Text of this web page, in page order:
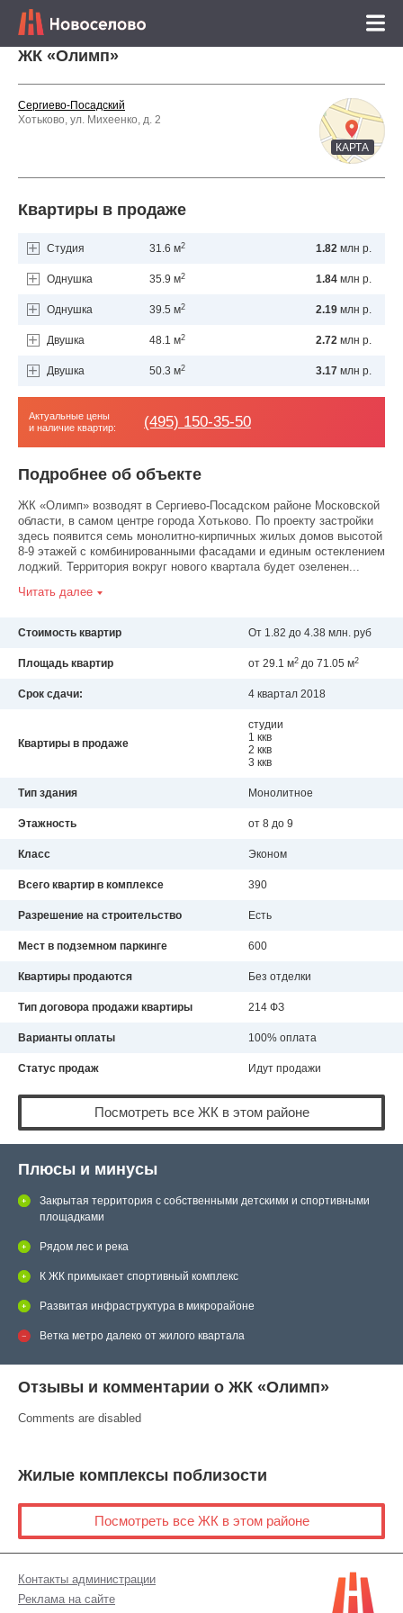
ЖК «Олимп»
Сергиево-Посадский
Хотьково, ул. Михеенко, д. 2
КАРТА
Квартиры в продаже
Студия 31.6 м2 1.82млн р.
Однушка 35.9 м2 1.84млн р.
Однушка 39.5 м2 2.19млн р.
Двушка 48.1 м2 2.72млн р.
Двушка 50.3 м2 3.17млн р.
Актуальные цены
и наличие квартир:
(495) 150-35-50
Подробнее об объекте
ЖК «Олимп» возводят в Сергиево-Посадском районе Московской
области, в самом центре города Хотьково. По проекту застройки
здесь появится семь монолитно-кирпичных жилых домов высотой
8-9 этажей с комбинированными фасадами и единым остеклением
лоджий. Территория вокруг нового квартала будет озеленен...
Читать далее
Стоимость квартир От 1.82 до 4.38 млн. руб
Площадь квартир от 29.1 м2 до 71.05 м2
Срок сдачи: 4 квартал 2018
Квартиры в продаже
студии
1 ккв
2 ккв
3 ккв
Тип здания Монолитное
Этажность от 8 до 9
Класс Эконом
Всего квартир в комплексе 390
Разрешение на строительство Есть
Мест в подземном паркинге 600
Квартиры продаются Без отделки
Тип договора продажи квартиры 214 ФЗ
Варианты оплаты 100% оплата
Статус продаж Идут продажи
Посмотреть все ЖК в этом районе
Плюсы и минусы
Закрытая территория с собственными детскими и спортивными
площадками
Рядом лес и река
К ЖК примыкает спортивный комплекс
Развитая инфраструктура в микрорайоне
Ветка метро далеко от жилого квартала
Отзывы и комментарии о ЖК «Олимп»
Comments are disabled
Жилые комплексы поблизости
Посмотреть все ЖК в этом районе
Контакты администрации
Реклама на сайте